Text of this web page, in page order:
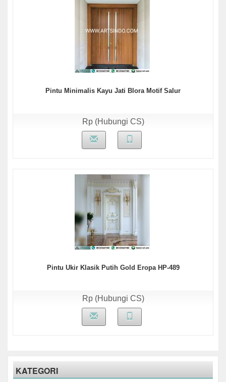
Pintu Minimalis Kayu Jati Blora Motif Salur
Rp (Hubungi CS)
Pintu Ukir Klasik Putih Gold Eropa HP-489
Rp (Hubungi CS)
KATEGORI